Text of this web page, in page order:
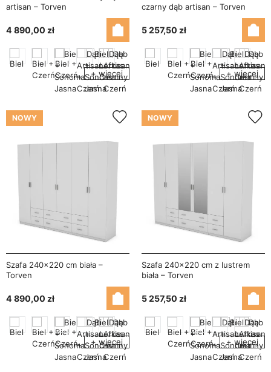
artisan – Torven
4 890,00 zł
+ więcej
czarny dąb artisan – Torven
5 257,50 zł
+ więcej
NOWY
Szafa 240x220 cm biała –
Torven
4 890,00 zł
+ więcej
NOWY
Szafa 240x220 cm z lustrem
biała – Torven
5 257,50 zł
+ więcej